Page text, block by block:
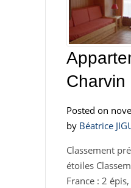
Charvin
Posted on
by Béatrice
Classement
étoiles
France : 2